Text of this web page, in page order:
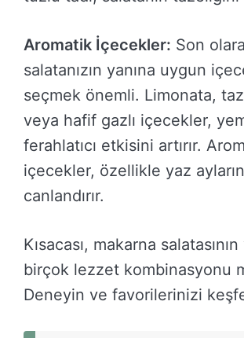
Aromatik İçecekler: Son
salatanızın yanına uygun
seçmek önemli. Limonata,
veya hafif gazlı içecekler,
ferahlatıcı etkisini artırır.
içecekler, özellikle yaz
canlandırır.
Kısacası, makarna salatasının
birçok lezzet kombinasyonu
Deneyin ve favorilerinizi